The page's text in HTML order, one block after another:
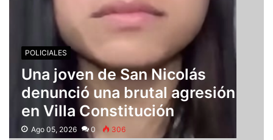
POLICIALES
Una joven de San Nicolás
denunció una brutal agresión
en Villa Constitución
Ago 05, 2026 0 306